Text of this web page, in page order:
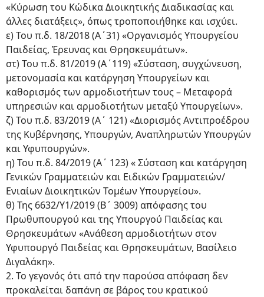
«Κύρωση του Κώδικα Διοικητικής Διαδικασίας και
άλλες διατάξεις», όπως τροποποιήθηκε και ισχύει.
ε) Του π.δ. 18/2018 (Α΄31) «Οργανισμός Υπουργείου
Παιδείας, Έρευνας και Θρησκευμάτων».
στ) Του π.δ. 81/2019 (Α΄119) «Σύσταση, συγχώνευση,
μετονομασία και κατάργηση Υπουργείων και
καθορισμός των αρμοδιοτήτων τους – Μεταφορά
υπηρεσιών και αρμοδιοτήτων μεταξύ Υπουργείων».
ζ) Του π.δ. 83/2019 (Α΄ 121) «Διορισμός Αντιπροέδρου
της Κυβέρνησης, Υπουργών, Αναπληρωτών Υπουργών
και Υφυπουργών».
η) Του π.δ. 84/2019 (Α΄ 123) « Σύσταση και κατάργηση
Γενικών Γραμματειών και Ειδικών Γραμματειών/
Ενιαίων Διοικητικών Τομέων Υπουργείου».
θ) Της 6632/Υ1/2019 (Β΄ 3009) απόφασης του
Πρωθυπουργού και της Υπουργού Παιδείας και
Θρησκευμάτων «Ανάθεση αρμοδιοτήτων στον
Υφυπουργό Παιδείας και Θρησκευμάτων, Βασίλειο
Διγαλάκη».
2. Το γεγονός ότι από την παρούσα απόφαση δεν
προκαλείται δαπάνη σε βάρος του κρατικού